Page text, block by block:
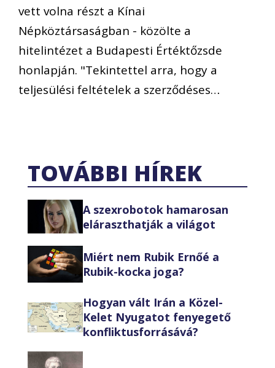
vett volna részt a Kínai
Népköztársaságban - közölte a
hitelintézet a Budapesti Értéktőzsde
honlapján. "Tekintettel arra, hogy a
teljesülési feltételek a szerződéses…
TOVÁBBI HÍREK
A szexrobotok hamarosan
eláraszthatják a világot
Miért nem Rubik Ernőé a
Rubik-kocka joga?
Hogyan vált Irán a Közel-
Kelet Nyugatot fenyegető
konfliktusforrásává?